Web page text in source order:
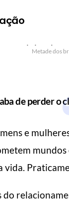
Metade dos
de perder o
e
mundos
vida.
do